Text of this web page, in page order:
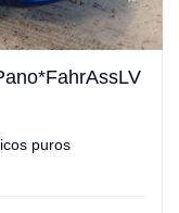
puros